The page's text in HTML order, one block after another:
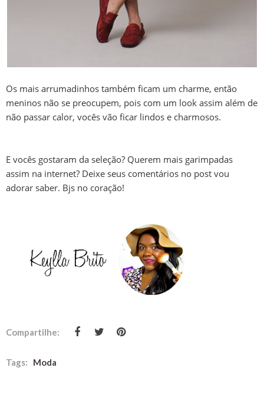
Os mais arrumadinhos também ficam um charme, então
meninos não se preocupem, pois com um look assim além de
não passar calor, vocês vão ficar lindos e charmosos.
E vocês gostaram da seleção? Querem mais garimpadas
assim na internet? Deixe seus comentários no post vou
adorar saber. Bjs no coração!
Compartilhe:
Tags: Moda